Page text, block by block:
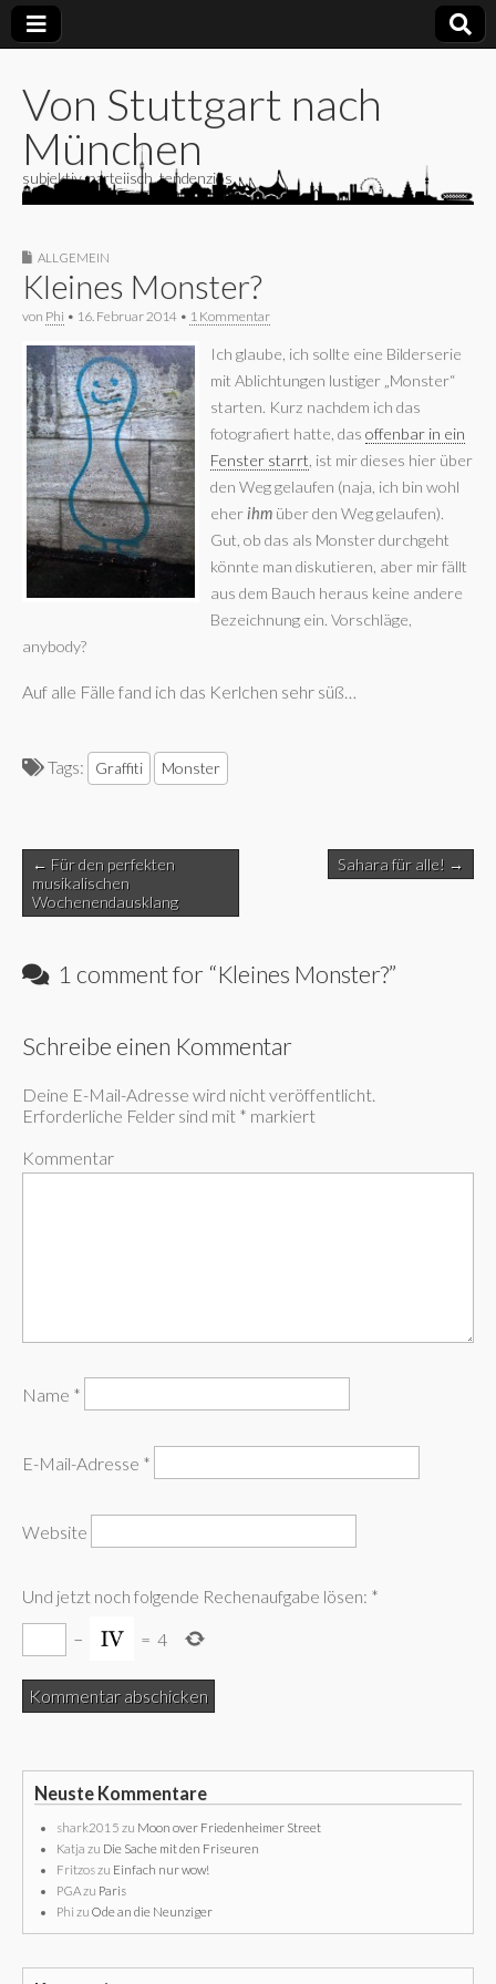
Von Stuttgart nach
München
subjektiv, parteiisch, tendenziös
ALLGEMEIN
Kleines Monster?
von Phi • 16. Februar 2014 • 1 Kommentar
Ich glaube, ich sollte eine Bilderserie
mit Ablichtungen lustiger „Monster“
starten. Kurz nachdem ich das
fotografiert hatte, das offenbar in ein
Fenster starrt , ist mir dieses hier über
den Weg gelaufen (naja, ich bin wohl
eher ihm über den Weg gelaufen).
Gut, ob das als Monster durchgeht
könnte man diskutieren, aber mir fällt
aus dem Bauch heraus keine andere
Bezeichnung ein. Vorschläge,
anybody?
Auf alle Fälle fand ich das Kerlchen sehr süß…
Tags: Graffiti Monster
Post
navigation
← Für den perfekten
musikalischen
Wochenendausklang
Sahara für alle! →
1 comment for “Kleines Monster?”
Schreibe einen Kommentar
Deine E-Mail-Adresse wird nicht veröffentlicht.
Erforderliche Felder sind mit * markiert
Kommentar
Name *
E-Mail-Adresse *
Website
Und jetzt noch folgende Rechenaufgabe lösen: *
− = 4
Neuste Kommentare
shark2015 zu Moon over Friedenheimer Street
Katja zu Die Sache mit den Friseuren
Fritzoszu Einfach nur wow!
PGAzu Paris
Phi zu Ode an die Neunziger